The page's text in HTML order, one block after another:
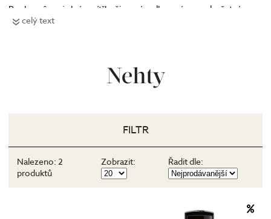
Pro Lancôme je krása zítřka živoucí, velkorysá a mnohočetná.
celý text
Nehty
FILTR
Nalezeno: 2
produktů
Zobrazit: Řadit dle: